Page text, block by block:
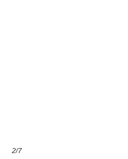
2/7